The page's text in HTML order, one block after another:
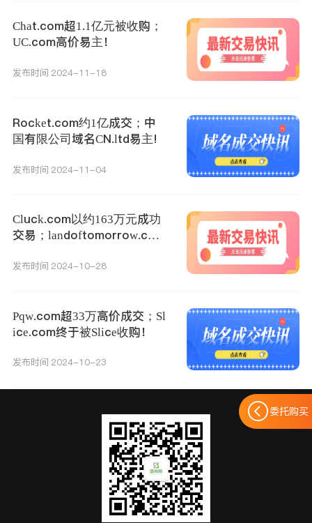
Chat.com超1.1亿元被收购；
UC.com高价易主！
发布时间 2024-11-18
Rocket.com约1亿成交；中
国有限公司域名CN.ltd易主!
发布时间 2024-11-04
Cluck.com以约163万元成功
交易；landoftomorrow.com
发布时间 2024-10-28
Pqw.com超33万高价成交；Sl
ice.com终于被Slice收购！
发布时间 2024-10-23
委托购买